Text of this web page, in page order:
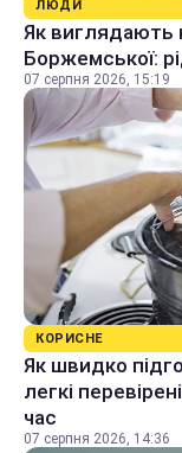
ЛЮДИ
Як виглядають
Боржемської:
07 серпня 2026, 15:19
КОРИСНЕ
Як швидко
легкі
час
07 серпня 2026, 14:36